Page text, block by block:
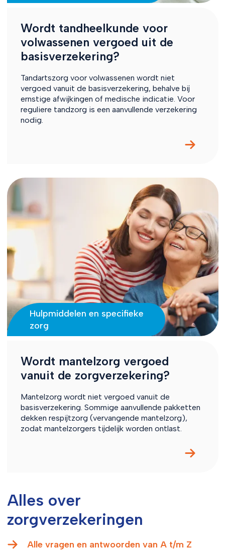
Wordt tandheelkunde voor
volwassenen vergoed uit de
basisverzekering?
Tandartszorg voor volwassenen wordt niet
vergoed vanuit de basisverzekering, behalve bij
ernstige afwijkingen of medische indicatie. Voor
reguliere tandzorg is een aanvullende verzekering
nodig.
Hulpmiddelen en specifieke
zorg
Wordt mantelzorg vergoed
vanuit de zorgverzekering?
Mantelzorg wordt niet vergoed vanuit de
basisverzekering. Sommige aanvullende pakketten
dekken respijtzorg (vervangende mantelzorg),
zodat mantelzorgers tijdelijk worden ontlast.
Alles over
zorgverzekeringen
Alle vragen en antwoorden van A t/m Z